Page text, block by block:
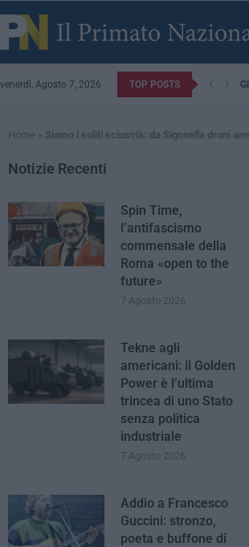
venerdì, Agosto 7, 2026 TOP POSTS
Home » Siamo i soliti sciuscià: da Sigonella droni
Notizie Recenti
Spin Time,
l’antifascismo
commensale della
Roma «open to the
future»
7 Agosto 2026
Tekne agli
americani: il Golden
Power è l’ultima
trincea di uno Stato
senza politica
industriale
7 Agosto 2026
Addio a Francesco
Guccini: stronzo,
poeta e buffone di